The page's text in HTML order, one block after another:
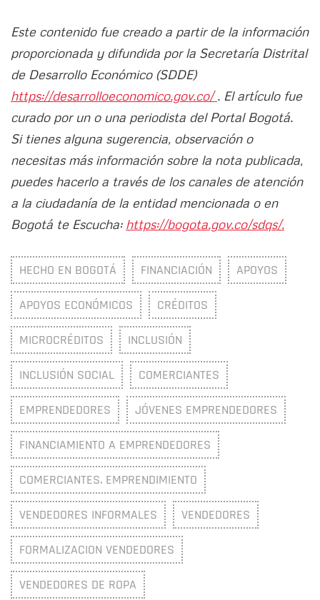
Este contenido fue creado a partir de la información
proporcionada y difundida por la Secretaría Distrital
de Desarrollo Económico (SDDE)
https://desarrolloeconomico.gov.co/. El artículo fue
curado por un o una periodista del Portal Bogotá.
Si tienes alguna sugerencia, observación o
necesitas más información sobre la nota publicada,
puedes hacerlo a través de los canales de atención
a la ciudadanía de la entidad mencionada o en
Bogotá te Escucha: https://bogota.gov.co/sdqs/.
HECHO EN BOGOTÁ FINANCIACIÓN APOYOS
APOYOS ECONÓMICOS CRÉDITOS
MICROCRÉDITOS INCLUSIÓN
INCLUSIÓN SOCIAL COMERCIANTES
EMPRENDEDORES JÓVENES EMPRENDEDORES
FINANCIAMIENTO A EMPRENDEDORES
COMERCIANTES. EMPRENDIMIENTO
VENDEDORES INFORMALES VENDEDORES
FORMALIZACION VENDEDORES
VENDEDORES DE ROPA